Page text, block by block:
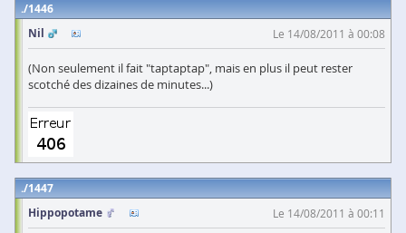
1446
Nil
Le 14/08/2011 à 00:08
(Non seulement il fait "taptaptap", mais en plus il peut rester
scotché des dizaines de minutes...)
1447
Hippopotame
Le 14/08/2011 à 00:11